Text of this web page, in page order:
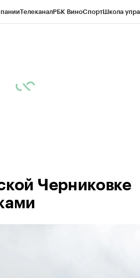
ТелеканалРБК ВиноСпортШкола
Черниковке